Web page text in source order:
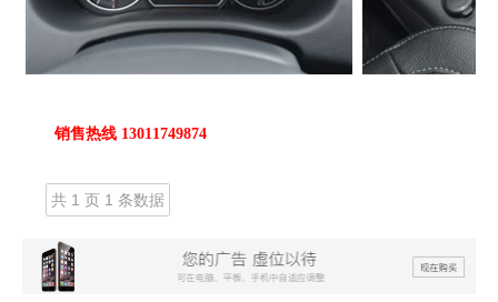
销售热线 13011749874
共 1 页 1 条数据